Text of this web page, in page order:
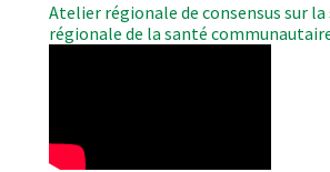
Atelier régionale de consensus sur
régionale de la santé